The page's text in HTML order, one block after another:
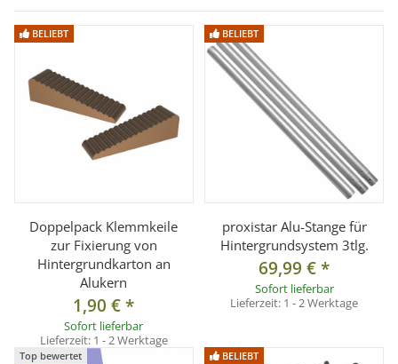
BELIEBT
Doppelpack Klemmkeile
zur Fixierung von
Hintergrundkarton an
Alukern
1,90 €*
Sofort lieferbar
Lieferzeit: 1 - 2 Werktage
BELIEBT
proxistar Alu-Stange für
Hintergrundsystem 3tlg.
69,99 €*
Sofort lieferbar
Lieferzeit: 1 - 2 Werktage
Top bewertet BELIEBT